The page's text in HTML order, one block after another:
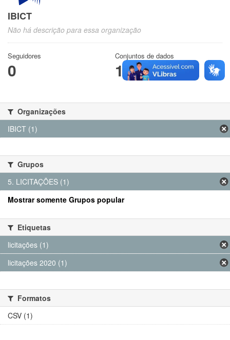
IBICT
Não há descrição para essa organização
Seguidores
0
Conjuntos de dados
1
Organizações
IBICT (1)
Grupos
5. LICITAÇÕES (1)
Mostrar somente Grupos popular
Etiquetas
licitações (1)
licitações 2020 (1)
Formatos
CSV (1)